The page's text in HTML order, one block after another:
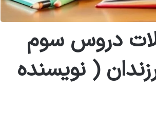
دروس سوم
( نویسنده